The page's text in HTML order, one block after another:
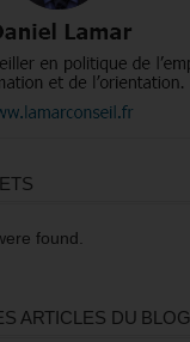
found.
ARTICLES DU BLOG